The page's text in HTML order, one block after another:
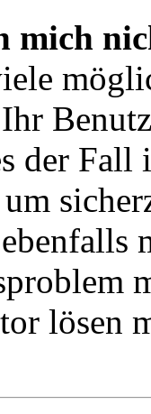
mich
Ihr
der Fall
lösen